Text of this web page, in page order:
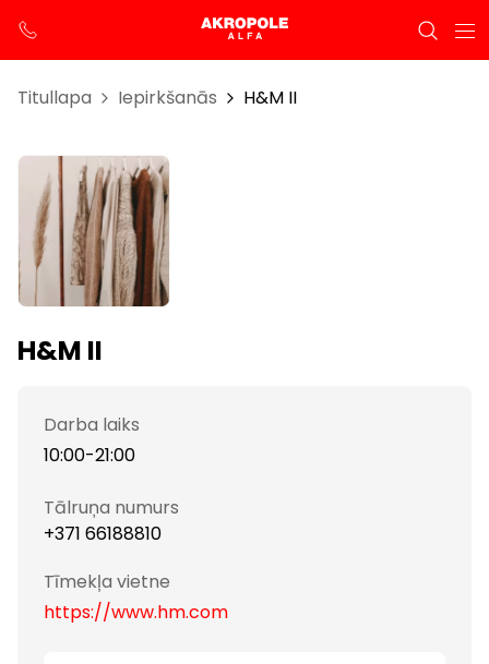
Titullapa Iepirkšanās H&M II
H&M II
Darba laiks
10:00-21:00
Tālruņa numurs
+371 66188810
Tīmekļa vietne
https://www.hm.com